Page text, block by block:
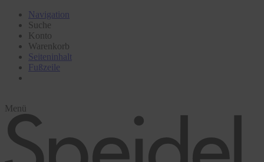
Navigation
Suche
Konto
Warenkorb
Seiteninhalt
Fußzeile
Menü